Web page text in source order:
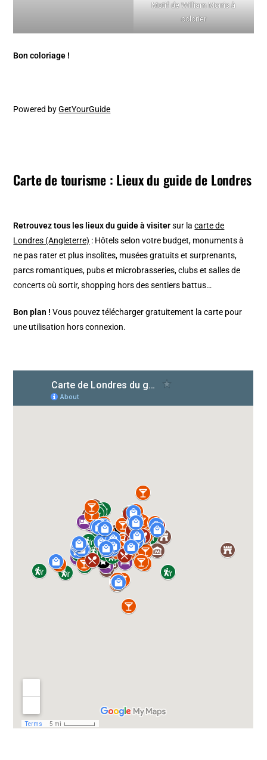
Motif de William Morris à
colorier
Bon coloriage !
Powered byGetYourGuide
Carte de tourisme : Lieux du guide de Londres
Retrouvez tous les lieux du guide à visitersur lacarte de
Londres (Angleterre) : Hôtels selon votre budget, monuments à
ne pas rater et plus insolites, musées gratuits et surprenants,
parcs romantiques, pubs et microbrasseries, clubs et salles de
concerts où sortir, shopping hors des sentiers battus…
Bon plan !Vous pouvez télécharger gratuitement la carte pour
une utilisation hors connexion.